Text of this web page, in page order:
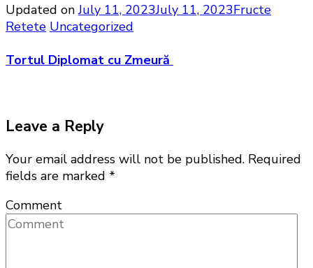
Updated onJuly 11, 2023July 11, 2023Fructe
Retete Uncategorized
Tortul Diplomat cu Zmeură
Leave a Reply
Your email address will not be published. Required
fields are marked *
Comment